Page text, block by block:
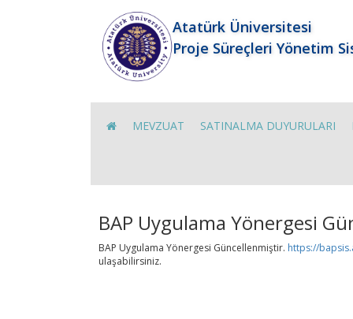
Atatürk Üniversitesi
Proje Süreçleri Yönetim
MEVZUAT SATINALMA DUYURULARI
BAP Uygulama Yönergesi
BAP Uygulama Yönergesi Güncellenmiştir. https://
ulaşabilirsiniz.